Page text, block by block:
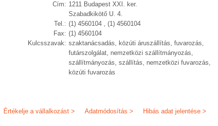
Cím: 1211 Budapest XXI. ker.
Szabadkikötő U. 4.
Tel.: (1) 4560104 , (1) 4560104
Fax: (1) 4560104
Kulcsszavak: szaktanácsadás, közúti áruszállítás, fuvarozás,
futárszolgálat, nemzetközi szállítmányozás,
szállítmányozás, szállítás, nemzetközi fuvarozás,
közúti fuvarozás
Hibás adat jelentése >
Adatmódosítás >
Értékelje a vállalkozást >